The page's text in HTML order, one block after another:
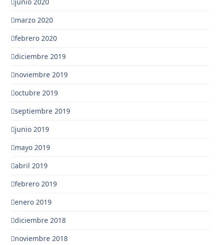
marzo 2020
febrero 2020
diciembre 2019
noviembre 2019
octubre 2019
septiembre 2019
junio 2019
mayo 2019
abril 2019
febrero 2019
enero 2019
diciembre 2018
noviembre 2018